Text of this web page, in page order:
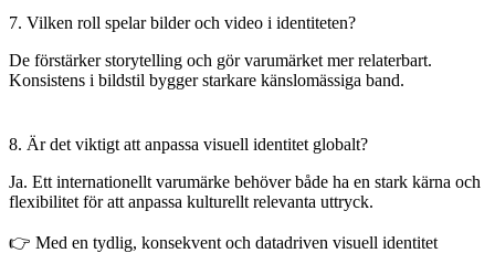
7. Vilken roll spelar bilder och video i identiteten?
De förstärker storytelling och gör varumärket mer relaterbart.
Konsistens i bildstil bygger starkare känslomässiga band.
8. Är det viktigt att anpassa visuell identitet globalt?
Ja. Ett internationellt varumärke behöver både ha en stark kärna och
flexibilitet för att anpassa kulturellt relevanta uttryck.
👉 Med en tydlig, konsekvent och datadriven visuell identitet